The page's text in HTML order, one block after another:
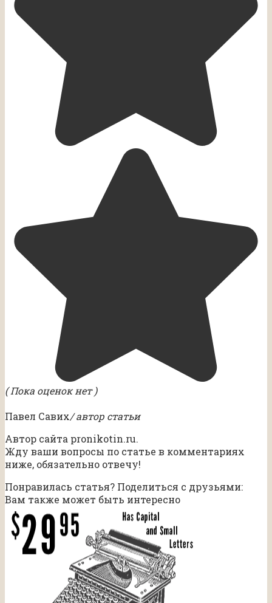
( Пока оценок нет )
Павел Савих/ автор статьи
Автор сайта pronikotin.ru.
Жду ваши вопросы по статье в комментариях
ниже, обязательно отвечу!
Понравилась статья? Поделиться с друзьями:
Вам также может быть интересно